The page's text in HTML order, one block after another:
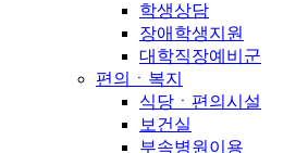
학생상담
장애학생지원
대학직장예비군
편의ㆍ복지
식당ㆍ편의시설
보건실
부속병원이용